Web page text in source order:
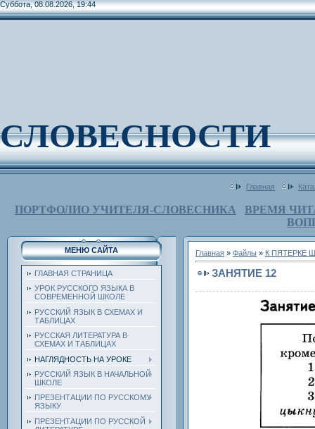
Суббота, 08.08.2026, 19:44
СЛОВЕСНОСТИ
Главная
ПОРТФОЛИО УЧИТЕЛЯ-СЛОВЕСНИКА
ВРЕМЯ
МЕНЮ САЙТА
ГЛАВНАЯ СТРАНИЦА
УРОК РУССКОГО ЯЗЫКА В
СОВРЕМЕННОЙ ШКОЛЕ
РУССКИЙ ЯЗЫК В СХЕМАХ И
ТАБЛИЦАХ
РУССКАЯ ЛИТЕРАТУРА В
СХЕМАХ И ТАБЛИЦАХ
НАГЛЯДНОСТЬ НА УРОКЕ
РУССКИЙ ЯЗЫК В НАЧАЛЬНОЙ
ШКОЛЕ
ПРЕЗЕНТАЦИИ ПО РУССКОМУ
ЯЗЫКУ
ПРЕЗЕНТАЦИИ ПО РУССКОЙ
Главная » Файлы » К ПЯТЕРКЕ
ЗАНЯТИЕ 12